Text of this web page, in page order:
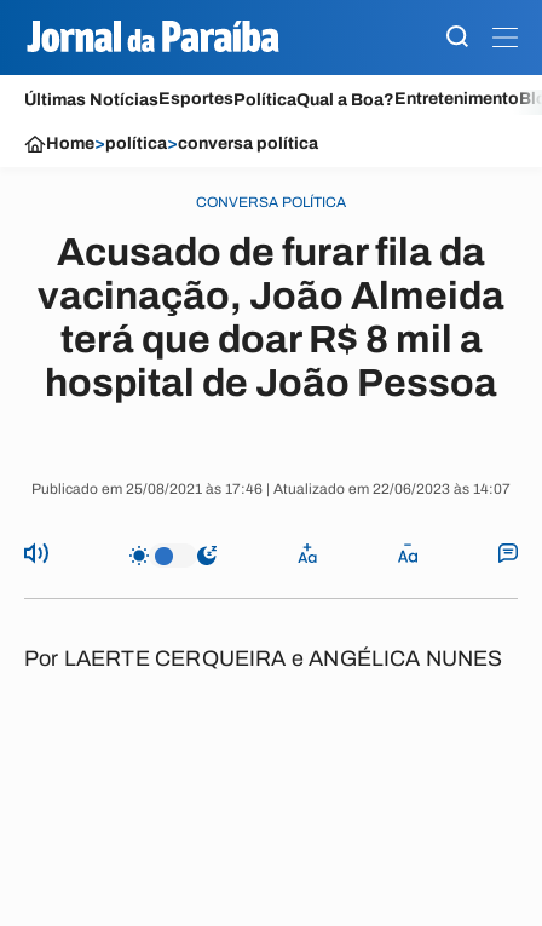
Últimas NotíciasEsportesPolíticaQual a Boa?Entretenimento
Home>política>conversa política
CONVERSA POLÍTICA
Acusado de furar fila da
vacinação, João Almeida
terá que doar R$ 8 mil a
hospital de João Pessoa
Publicado em 25/08/2021 às 17:46 | Atualizado em 22/06/2023 às 14:07
Por LAERTE CERQUEIRA e ANGÉLICA NUNES